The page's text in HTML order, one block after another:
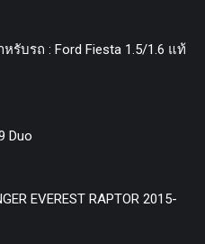
รับรถ : Ford Fiesta 1.5/1.6 แท้
Duo
EVEREST RAPTOR 2015-